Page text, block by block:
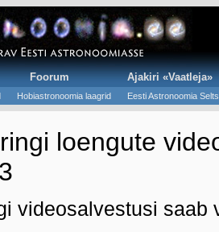
Foorum Ajakiri «Vaatleja»
Hobiastronoomia laagrid Eesti Astronoomia Selts
loengute
videosalvestusi saab